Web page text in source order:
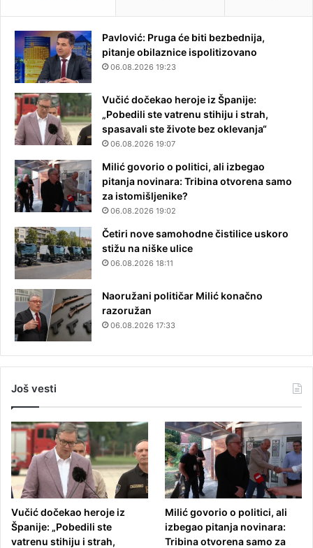
Pavlović: Pruga će biti bezbednija,
pitanje obilaznice ispolitizovano
06.08.2026 19:23
Vučić dočekao heroje iz Španije:
„Pobedili ste vatrenu stihiju i strah,
spasavali ste živote bez oklevanja“
06.08.2026 19:07
Milić govorio o politici, ali izbegao
pitanja novinara: Tribina otvorena samo
za istomišljenike?
06.08.2026 19:02
Četiri nove samohodne čistilice uskoro
stižu na niške ulice
06.08.2026 18:11
Naoružani političar Milić konačno
razoružan
06.08.2026 17:33
Još vesti
Vučić dočekao heroje iz
Španije: „Pobedili ste
vatrenu stihiju i strah,
Milić govorio o politici, ali
izbegao pitanja novinara:
Tribina otvorena samo za